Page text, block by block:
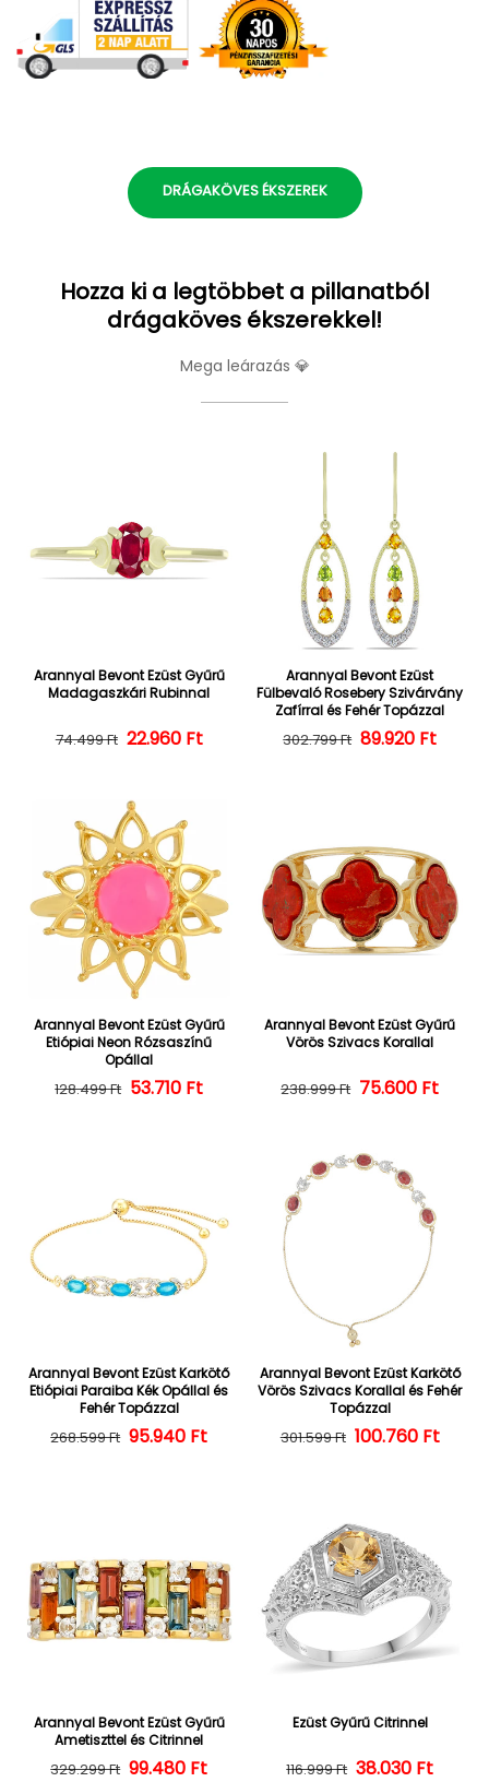
DRÁGAKÖVES ÉKSZEREK
Hozza ki a legtöbbet a pillanatból
drágaköves ékszerekkel!
Mega leárazás 💎
Arannyal Bevont Ezüst Gyűrű
Madagaszkári Rubinnal
Normál ár
74.499 Ft Kedvezményes ár
22.960 Ft
Arannyal Bevont Ezüst
Fülbevaló Rosebery Szivárvány
Zafírral és Fehér Topázzal
Normál ár
302.799 Ft 89.920 Ft
Arannyal Bevont Ezüst Gyűrű
Etiópiai Neon Rózsaszínű
Opállal
Normál ár
128.499 Ft Kedvezményes ár
53.710 Ft
Arannyal Bevont Ezüst Gyűrű
Vörös Szivacs Korallal
Normál ár
238.999 Ft 75.600 Ft
Arannyal Bevont Ezüst Karkötő
Etiópiai Paraiba Kék Opállal és
Fehér Topázzal
Normál ár
268.599 Ft Kedvezményes ár
95.940 Ft
Arannyal Bevont Ezüst Karkötő
Vörös Szivacs Korallal és Fehér
Topázzal
Normál ár
301.599 Ft 100.760 Ft
Arannyal Bevont Ezüst Gyűrű
Ametiszttel és Citrinnel
Normál ár
329.299 Ft Kedvezményes ár
99.480 Ft
Ezüst Gyűrű Citrinnel
Normál ár
116.999 Ft 38.030 Ft